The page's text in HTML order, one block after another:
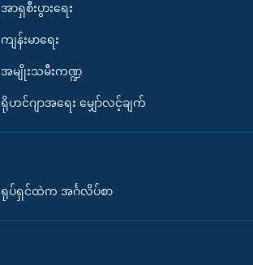
အာရှစီးပွားရေး
ကျန်းမာရေး
အမျိုးသမီးကဏ္ဍ
ရိုဟင်ဂျာအရေး မျှော်လင့်ချက်
ရုပ်ရှင်ထဲက အင်္ဂလိပ်စာ